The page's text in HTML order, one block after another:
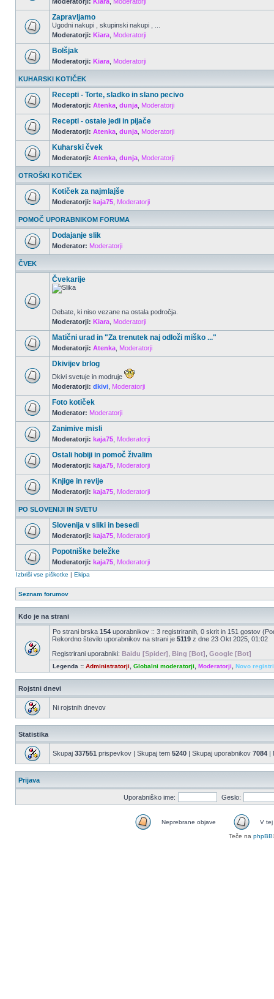
Zapravljamo
Ugodni nakupi , skupinski nakupi , ...
Moderatorji: Kiara Moderatorji
Bolšjak
Moderatorji: Kiara Moderatorji
KUHARSKI KOTIČEK
Recepti - Torte, sladko in slano pecivo
Moderatorji: Atenka dunja Moderatorji
Recepti - ostale jedi in pijače
Moderatorji: Atenka dunja Moderatorji
Kuharski čvek
Moderatorji: Atenka dunja Moderatorji
OTROŠKI KOTIČEK
Kotiček za najmlajše
Moderatorji: kaja75 Moderatorji
POMOČ UPORABNIKOM FORUMA
Dodajanje slik
Moderator: Moderatorji
ČVEK
Čvekarije
Debate, ki niso vezane na ostala področja.
Moderatorji: Kiara Moderatorji
Matični urad in "Za trenutek naj odloži miško ..."
Moderatorji: Atenka Moderatorji
Dkivijev brlog
Dkivi svetuje in modruje
Moderatorji: dkivi Moderatorji
Foto kotiček
Moderator: Moderatorji
Zanimive misli
Moderatorji: kaja75 Moderatorji
Ostali hobiji in pomoč živalim
Moderatorji: kaja75 Moderatorji
Knjige in revije
Moderatorji: kaja75 Moderatorji
PO SLOVENIJI IN SVETU
Slovenija v sliki in besedi
Moderatorji: kaja75 Moderatorji
Popotniške beležke
Moderatorji: kaja75 Moderatorji
Izbriši vse piškotke | Ekipa
Seznam forumov
Kdo je na strani
Po strani brska 154 uporabnikov :: 3 registriranih, 0 skrit in 151 gostov
Rekordno število uporabnikov na strani je 5119 z dne 23 Okt 2025, 01:02
Registrirani uporabniki: Baidu [Spider] Bing [Bot] Google [Bot]
Legenda :: Administratorji Globalni moderatorji Moderatorji Novo
Rojstni dnevi
Ni rojstnih dnevov
Statistika
Skupaj 337551 prispevkov | Skupaj tem 5240 | Skupaj uporabnikov 7084 |
Prijava
Uporabniško ime: Geslo:
Neprebrane objave V tej
Teče na phpBB